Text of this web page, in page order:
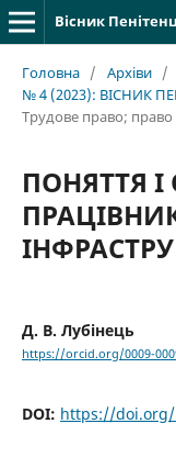
Вісник
Головна / Архіви /
№ 4 (2023): ВІСНИК
Трудове право; право
ПОНЯТТЯ
Д. В. Лубінець
https://orcid.org/0009-
DOI: https://doi.org/